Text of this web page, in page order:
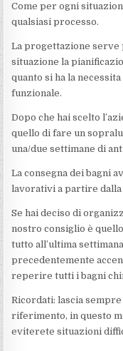
Come per ogni
qualsiasi processo.
La progettazione serve
situazione la
quanto si ha la
funzionale.
Dopo che hai scelto
quello di fare un
una/due settimane di
La consegna dei bagni
lavorativi a partire
Se hai deciso di
nostro consiglio è
tutto all’ultima
precedentemente
reperire tutti i bagni
Ricordati: lascia
riferimento, in questo
eviterete situazioni